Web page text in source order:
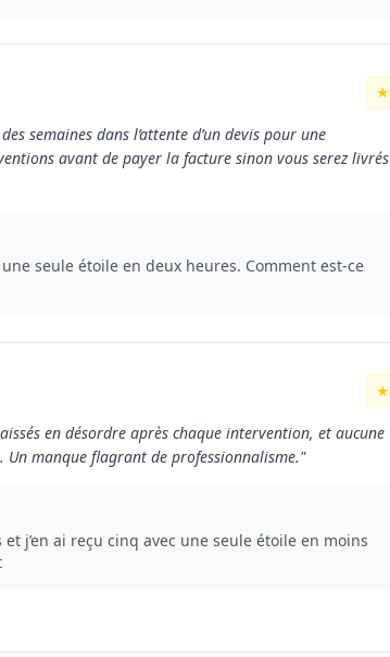
★
semaines dans l’attente d’un devis pour une
avant de payer la facture sinon vous serez livrés
seule étoile en deux heures. Comment est-ce
★
en désordre après chaque intervention, et aucune
Un manque flagrant de professionnalisme."
j’en ai reçu cinq avec une seule étoile en moins